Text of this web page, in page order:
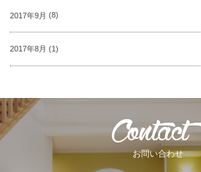
2017年9月 (8)
2017年8月 (1)
お問い合わせ